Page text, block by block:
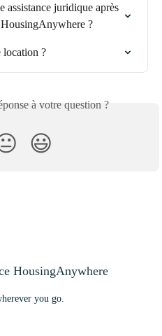
assistance juridique après
?
location ?
à votre question ?
😃
you go.